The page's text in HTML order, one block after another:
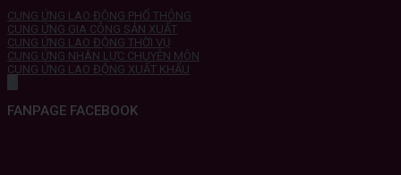
CUNG ỨNG LAO ĐỘNG PHỔ THÔNG
CUNG ỨNG GIA CÔNG SẢN XUẤT
CUNG ỨNG LAO ĐỘNG THỜI VỤ
CUNG ỨNG NHÂN LỰC CHUYÊN MÔN
CUNG ỨNG LAO ĐỘNG XUẤT KHẨU
FANPAGE FACEBOOK